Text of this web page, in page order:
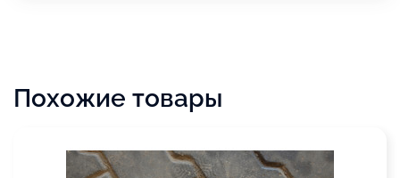
Похожие товары